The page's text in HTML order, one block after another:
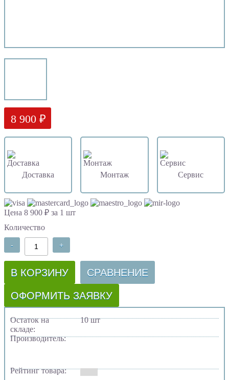
8 900 ₽
Доставка Монтаж Сервис
Цена 8 900 ₽ за 1 шт
Количество
- +
В КОРЗИНУ СРАВНЕНИЕ
ОФОРМИТЬ ЗАЯВКУ
Остаток на
складе:
10 шт
Производитель:
Рейтинг товара: